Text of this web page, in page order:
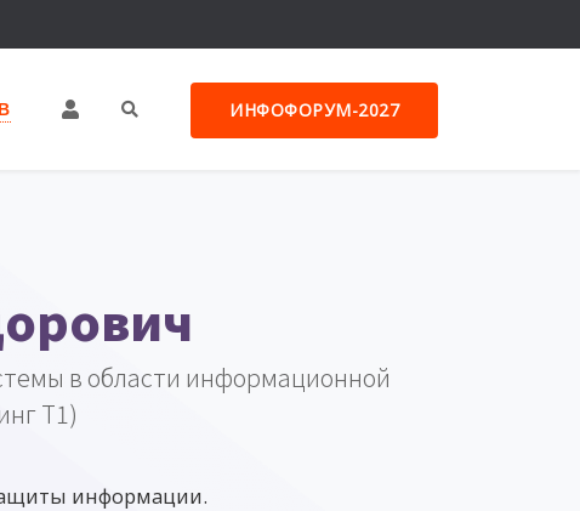
ИНФОФОРУМ-2027
в области информационной
Т1)
информации.